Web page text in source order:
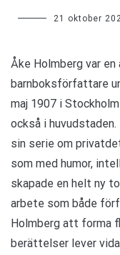
21 oktober
Åke Holmberg var
barnboksförfattare
maj 1907 i
också i
sin serie om
som med humor,
skapade en helt ny
arbete som både
Holmberg att forma
berättelser lever